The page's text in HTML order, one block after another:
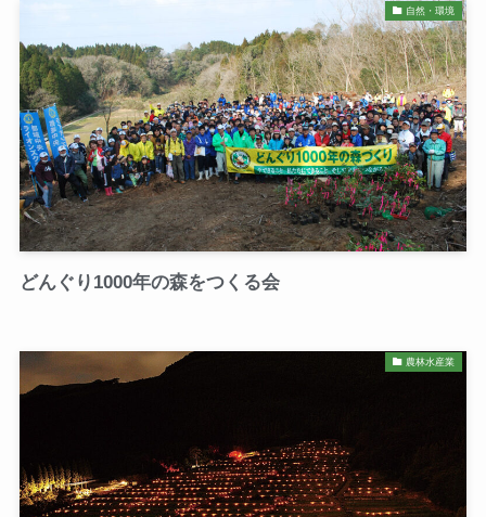
自然・環境
どんぐり1000年の森をつくる会
農林水産業